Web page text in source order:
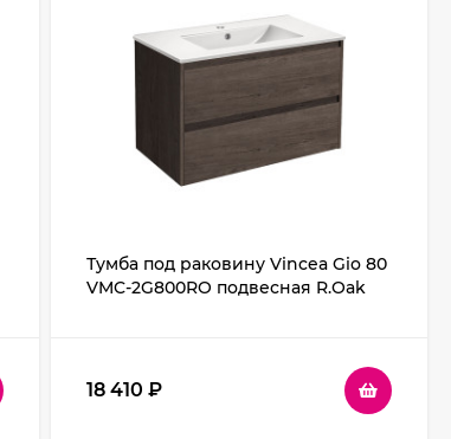
Тумба под раковину Vincea Gio 80
VMC-2G800RO подвесная R.Oak
18 410 ₽